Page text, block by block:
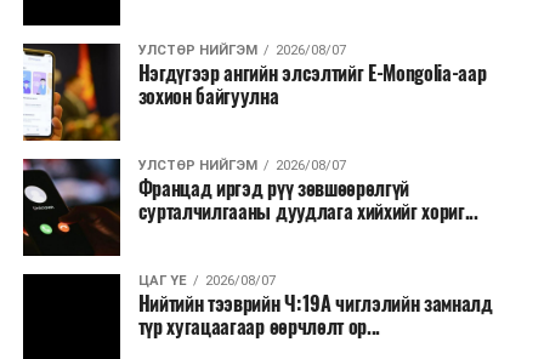
Хуулиар заавал мэдээлэхээс бусад кино,
контент, хэвлэлийн зардал;
Заавал олгохоос бусад тэтгэмж, урамшуулал.
Санхүүгийн хэмнэлтийн горимыг 2026 оны
арванхоёрдугаар сарын 31 хүртэл мөрдөнө. Харин
эрүүл мэндийн салбар уг хэмнэлтийн горимд
хамрагдахгүй бөгөөд цэцэрлэг, сургуулийн хүүхдийн
эрт илрүүлэг, вакцинжуулалт, томуу, томуу төст
өвчний эсрэг арга хэмжээ зэрэг зайлшгүй
УЛСТӨР НИЙГЭМ 2026/08/07
Нэгдүгээр ангийн элсэлтийг E-Mongolia-аар
зохион байгуулна
УЛСТӨР НИЙГЭМ 2026/08/07
Францад иргэд рүү зөвшөөрөлгүй
сурталчилгааны дуудлага хийхийг хориг...
ЦАГ ҮЕ 2026/08/07
Нийтийн тээврийн Ч:19А чиглэлийн замналд
түр хугацаагаар өөрчлөлт ор...